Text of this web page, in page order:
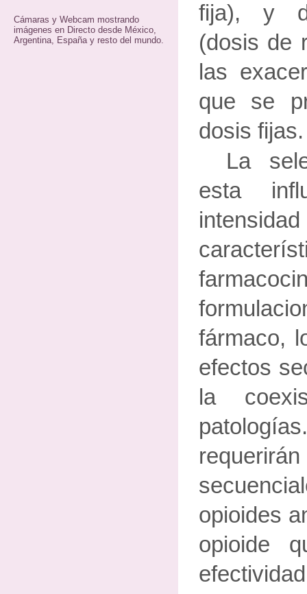
Cámaras y Webcam mostrando
imágenes en Directo desde México,
Argentina, España y resto del mundo.
fija), y
(dosis de
las
que se
dosis fijas.
La
esta
fármaco,
efectos
la
opioides
opioide